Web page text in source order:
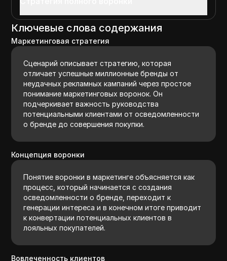
Ключевые слова содержания
Маркетинговая стратегия
Сценарий описывает стратегию, которая
отличает успешные миллионные бренды от
неудачных рекламных кампаний через простое
понимание маркетинговых воронок. Он
подчеркивает важность руководства
потенциальными клиентами от осведомленности
о бренде до совершения покупки.
Концепция воронки
Понятие воронки в маркетинге объясняется как
процесс, который начинается с создания
осведомленности о бренде, переходит к
генерации интереса и в конечном итоге приводит
к конвертации потенциальных клиентов в
лояльных покупателей.
Вовлеченность клиентов